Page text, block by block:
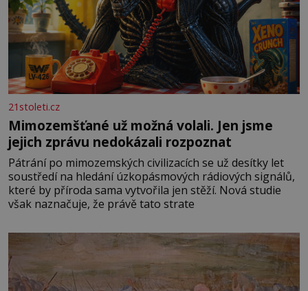
21stoleti.cz
Mimozemšťané už možná volali. Jen jsme
jejich zprávu nedokázali rozpoznat
Pátrání po mimozemských civilizacích se už desítky let
soustředí na hledání úzkopásmových rádiových signálů,
které by příroda sama vytvořila jen stěží. Nová studie
však naznačuje, že právě tato strate